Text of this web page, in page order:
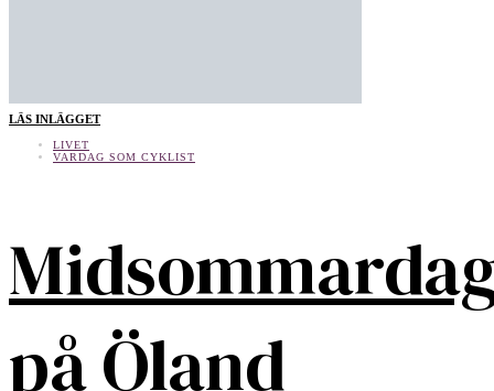
LÄS INLÄGGET
LIVET
VARDAG SOM CYKLIST
på Öland